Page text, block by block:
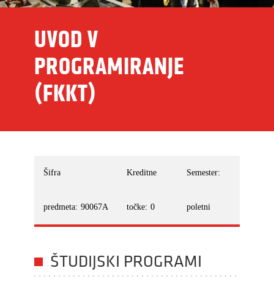
UVOD V
PROGRAMIRANJE
(FKKT)
Šifra
predmeta: 90067A
Kreditne
točke: 0
Semester:
poletni
ŠTUDIJSKI PROGRAMI